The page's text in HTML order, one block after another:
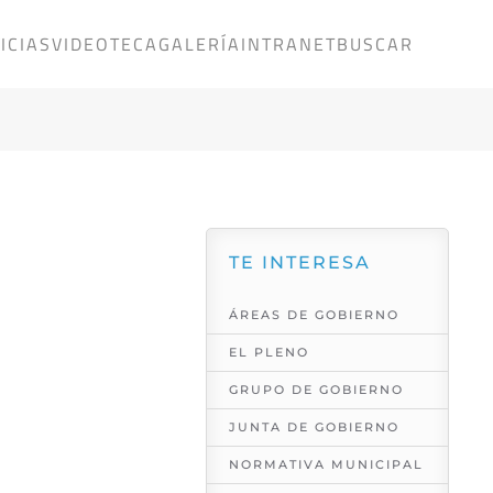
VIDEOTECAGALERÍAINTRANETBUSCAR
TE INTERESA
ÁREAS DE GOBIERNO
EL PLENO
GRUPO DE GOBIERNO
JUNTA DE GOBIERNO
NORMATIVA MUNICIPAL